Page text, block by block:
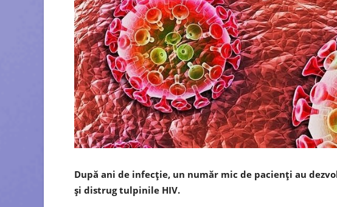
După ani de infecție, un număr mic de pacienți au
și distrug tulpinile HIV.